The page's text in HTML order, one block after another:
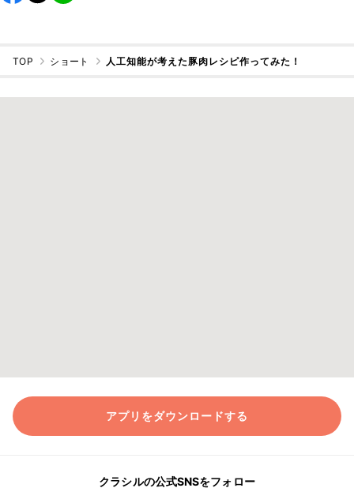
TOP ショート 人工知能が考えた豚肉レシピ作ってみた！
アプリをダウンロードする
クラシルの公式SNSをフォロー